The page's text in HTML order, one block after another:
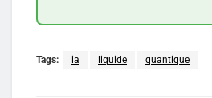
Tags: ia liquide quantique